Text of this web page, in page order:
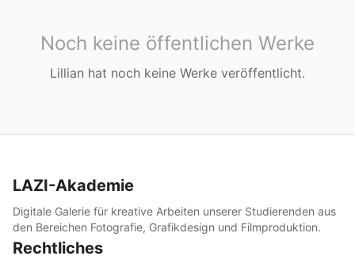
Noch keine öffentlichen Werke
Lillian hat noch keine Werke veröffentlicht.
LAZI-Akademie
Digitale Galerie für kreative Arbeiten unserer Studierenden aus
den Bereichen Fotografie, Grafikdesign und Filmproduktion.
Rechtliches